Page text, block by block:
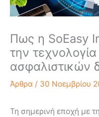
Πως η SoEasy
την
ασφαλιστικών
Άρθρα / 30 Νοεμβρίου
Τη σημερινή εποχή με